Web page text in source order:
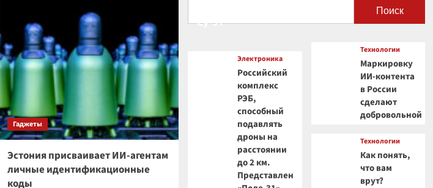
Гаджеты
Эстония присваивает ИИ-агентам
личные идентификационные
коды
Поиск
Су-57
Электроника
Российский
комплекс
РЭБ,
способный
подавлять
дроны на
расстоянии
до 2 км.
Представлен
Технологии
Маркировку
ИИ-контента
в России
сделают
добровольной
Технологии
Как понять,
что вам
врут?